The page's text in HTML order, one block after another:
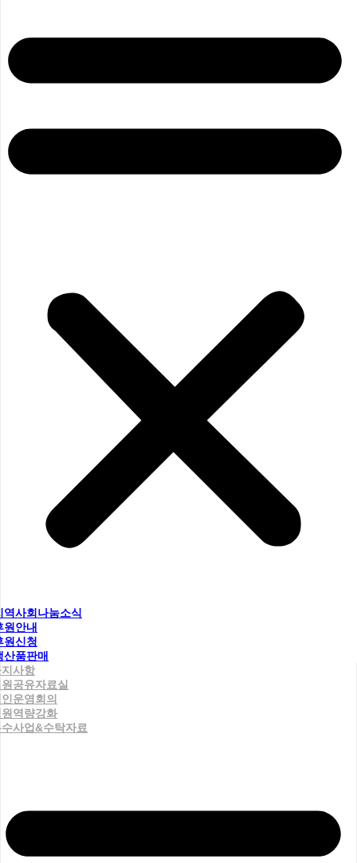
역사회나눔소식
원안내
원신청
산품판매
사항
공유자료실
운영회의
역량강화
사업&수탁자료